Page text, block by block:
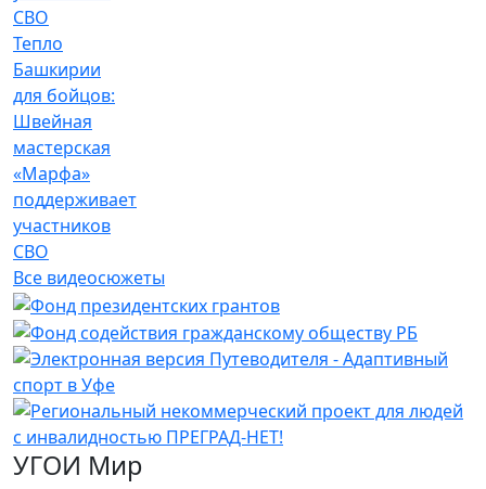
Тепло
Башкирии
для бойцов:
Швейная
мастерская
«Марфа»
поддерживает
участников
СВО
Все видеосюжеты
УГОИ Мир